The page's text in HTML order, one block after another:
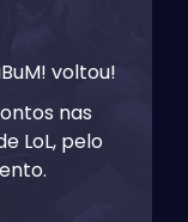
voltou!
nas
LoL, pelo